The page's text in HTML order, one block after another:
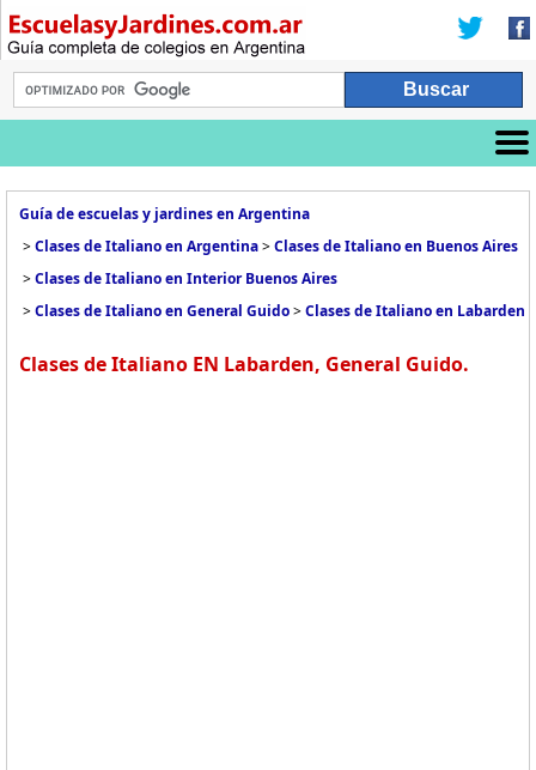
Guía de escuelas y jardines en Argentina
>Clases de Italiano en Argentina>Clases de Italiano en Buenos Aires
>Clases de Italiano en Interior Buenos Aires
>Clases de Italiano en General Guido>Clases de Italiano en Labarden
Clases de Italiano EN Labarden, General Guido.